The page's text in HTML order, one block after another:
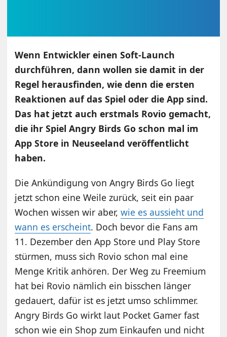
Wenn Entwickler einen Soft-Launch
durchführen, dann wollen sie damit in der
Regel herausfinden, wie denn die ersten
Reaktionen auf das Spiel oder die App sind.
Das hat jetzt auch erstmals Rovio gemacht,
die ihr Spiel Angry Birds Go schon mal im
App Store in Neuseeland veröffentlicht
haben.
Die Ankündigung von Angry Birds Go liegt
jetzt schon eine Weile zurück, seit ein paar
Wochen wissen wir aber,wie es aussieht und
wann es erscheint. Doch bevor die Fans am
11. Dezember den App Store und Play Store
stürmen, muss sich Rovio schon mal eine
Menge Kritik anhören. Der Weg zu Freemium
hat bei Rovio nämlich ein bisschen länger
gedauert, dafür ist es jetzt umso schlimmer.
Angry Birds Go wirkt laut Pocket Gamer fast
schon wie ein Shop zum Einkaufen und nicht